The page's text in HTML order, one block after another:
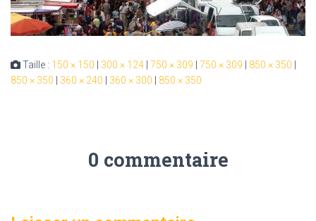
Taille : 150 × 150 300 × 124 750 × 309 750 × 309 850 × 350
850 × 350
360 × 240 360 × 300 850 × 350
0 commentaire